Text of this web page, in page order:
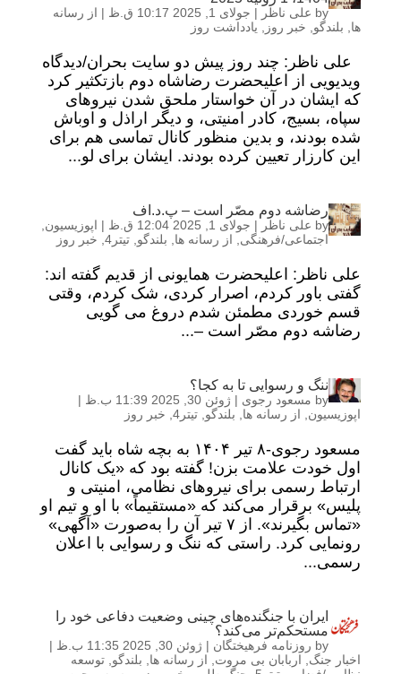
by علی ناظر | جولای 1, 2025 10:17 ق.ظ | از رسانه
ها
بلندگو خبر روز یادداشت روز
علی ناظر: چند روز پیش دو سایت بحران/دیدگاه
ویدیویی از اعلیحضرت رضاشاه دوم بازتکثیر کرد
که ایشان در آن خواستار ملحق شدن نیروهای
سپاه، بسیج، کادر امنیتی، و دیگر اراذل و اوباش
شده بودند، و بدین منظور کانال تماسی هم برای
این کارزار تعیین کرده بودند. ایشان برای لو...
رضاشه دوم مصّر است – پ.د.اف
by علی ناظر | جولای 1, 2025 12:04 ق.ظ | اپوزیسیون
اجتماعی/فرهنگی
از رسانه ها بلندگو تیتر4 , خبر روز
علی ناظر: اعلیحضرت همایونی از قدیم گفته اند:
گفتی باور کردم، اصرار کردی، شک کردم، وقتی
قسم خوردی مطمئن شدم دروغ می گویی
رضاشه دوم مصّر است –...
ننگ و رسوایی تا به کجا؟
by مسعود رجوی | ژوئن 30, 2025 11:39 ب.ظ
|
اپوزیسیون
از رسانه ها بلندگو تیتر4 , خبر روز
مسعود رجوی-۸ تیر ۱۴۰۴ به بچه شاه باید گفت
اول خودت علامت بزن! گفته بود که «یک کانال
ارتباط رسمی برای نیروهای نظامی، امنیتی و
پلیس» برقرار می‌کند که «مستقیماً» با او و تیم او
«تماس بگیرند». از ۷ تیر آن را به‌صورت «آگهی»
رونمایی کرد. راستی که ننگ و رسوایی با اعلان
رسمی...
ایران با جنگنده‌های چینی وضعیت دفاعی خود را
مستحکم‌تر می‌کند؟
by روزنامه فرهیختگان | ژوئن 30, 2025 11:35 ب.ظ
|
اخبار جنگ
اربابان بی مروت از رسانه ها بلندگو توسعه